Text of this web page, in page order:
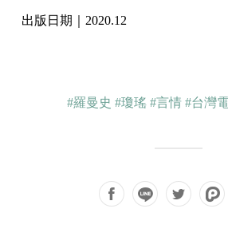
出版日期｜2020.12
#羅曼史 #瓊瑤 #言情 #台灣